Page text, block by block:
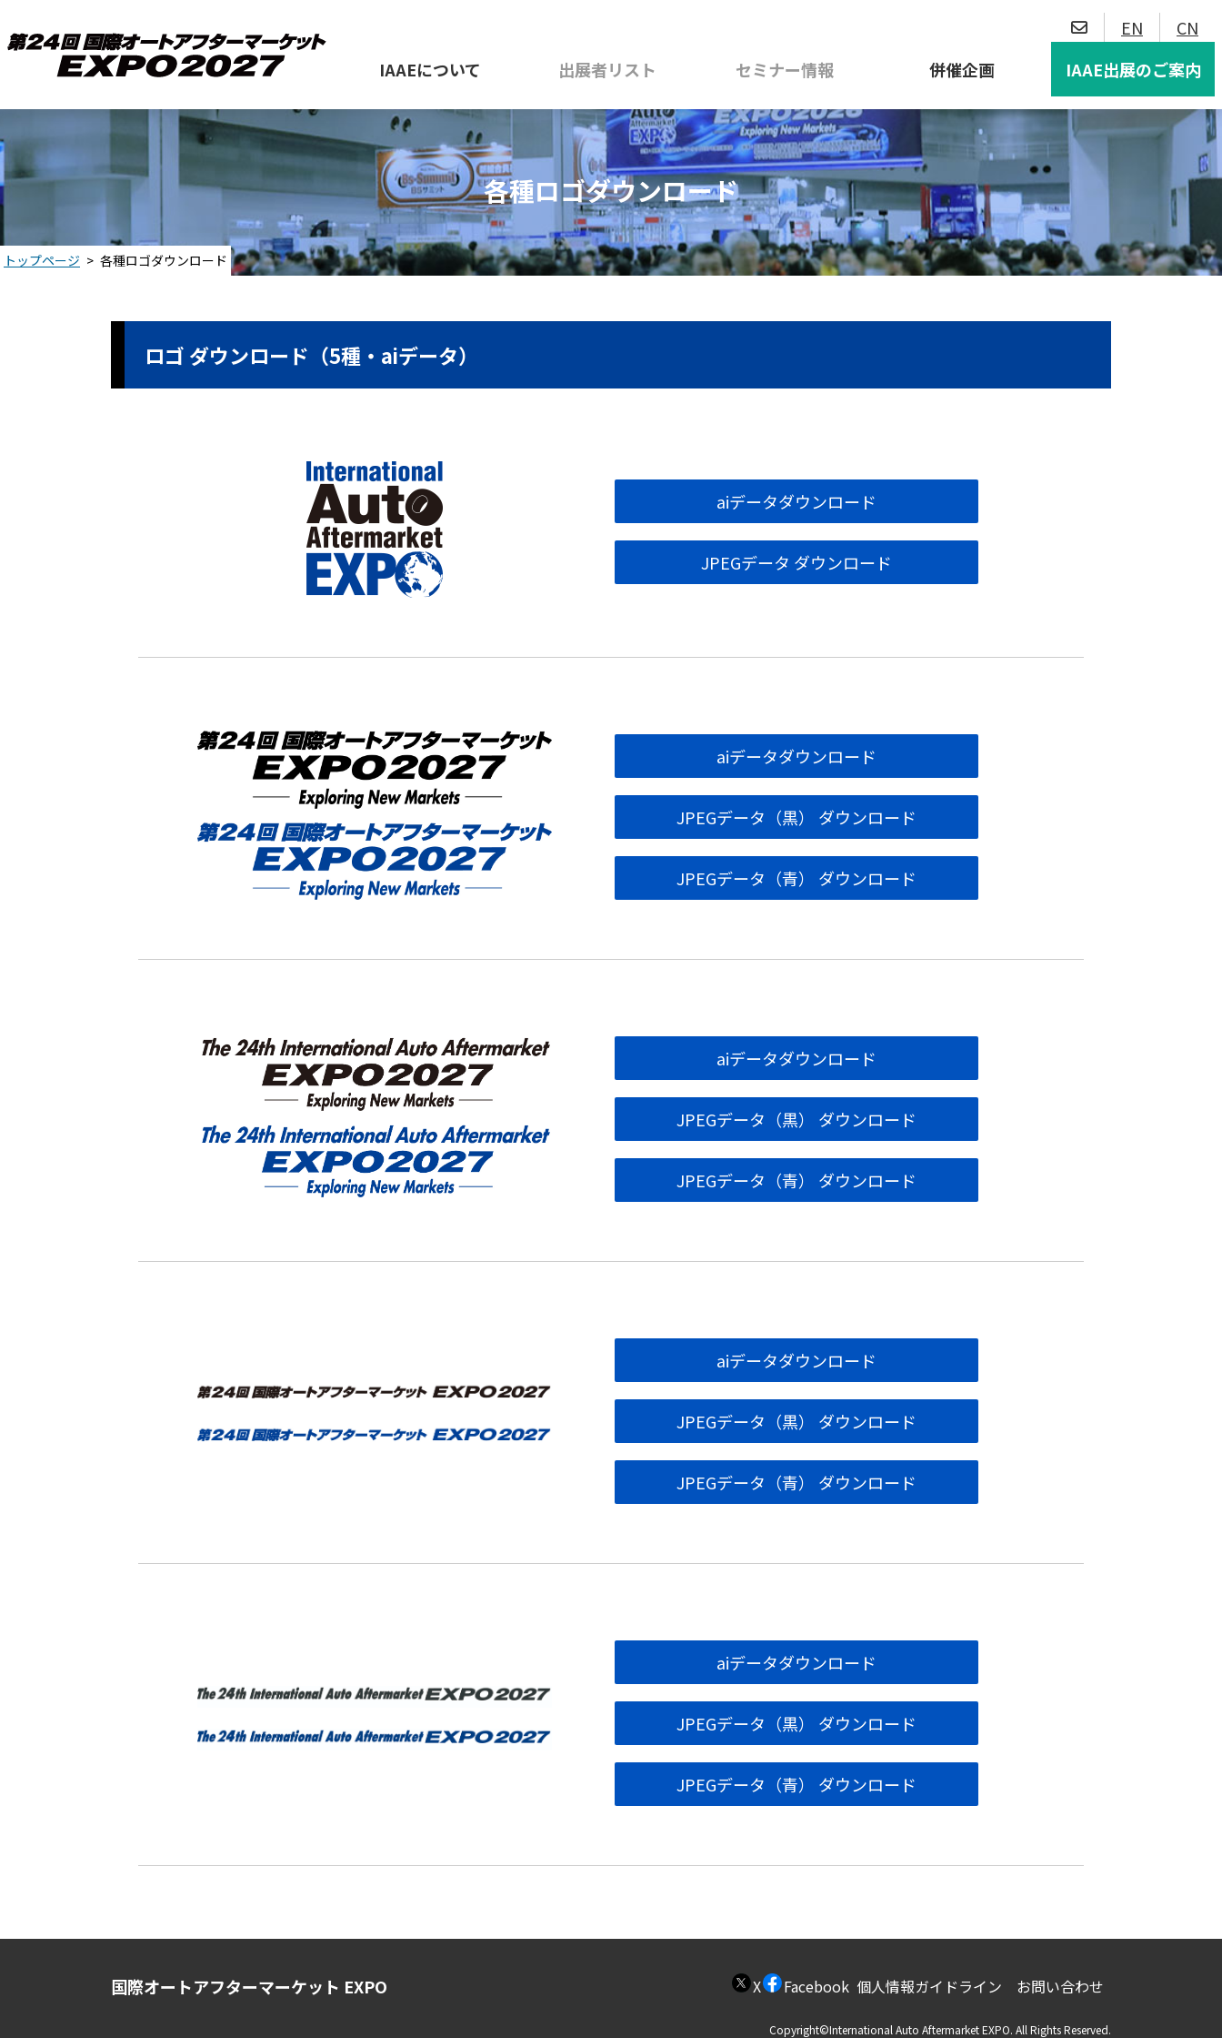
EN
CN
IAAEについて
出展者リスト セミナー情報 併催企画 IAAE出展のご案内
各種ロゴダウンロード
トップページ 各種ロゴダウンロード
ロゴ ダウンロード（5種・aiデータ）
aiデータダウンロード
JPEGデータ ダウンロード
aiデータダウンロード
JPEGデータ（黒） ダウンロード
JPEGデータ（青） ダウンロード
aiデータダウンロード
JPEGデータ（黒） ダウンロード
JPEGデータ（青） ダウンロード
aiデータダウンロード
JPEGデータ（黒） ダウンロード
JPEGデータ（青） ダウンロード
aiデータダウンロード
JPEGデータ（黒） ダウンロード
JPEGデータ（青） ダウンロード
国際オートアフターマーケット EXPO X Facebook 個人情報ガイドライン お問い合わせ
Copyright©International Auto Aftermarket EXPO. All Rights Reserved.